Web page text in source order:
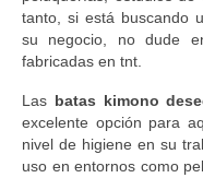
tanto, si está buscando
su negocio, no dude
fabricadas en tnt.
Las batas kimono
excelente opción para
nivel de higiene en su
uso en entornos como